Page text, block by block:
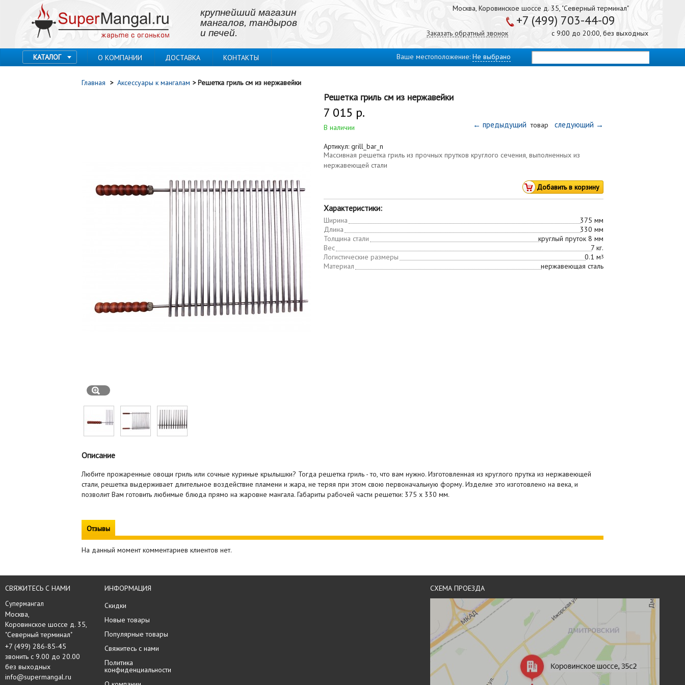
крупнейший магазин
мангалов, тандыров
и печей.
+7 (499) 703-44-09
Москва, Коровинское шоссе д. 35, "Северный терминал"
с 9:00 до 20:00, без выходных
Заказать обратный звонок
КАТАЛОГ О КОМПАНИИ ДОСТАВКА КОНТАКТЫ Ваше местоположение: Не выбрано
Главная > Аксессуары к мангалам >Решетка гриль см из нержавейки
Решетка гриль см из нержавейки
7 015 р.
В наличии
Артикул: grill_bar_n
← предыдущий товар следующий →
Массивная решетка гриль из прочных прутков круглого сечения, выполненных из
нержавеющей стали
Характеристики:
Ширина
375 мм
Длина
330 мм
Толщина стали
круглый пруток 8 мм
Вес
7 кг.
Логистические размеры
0.1 м3
Материал нержавеющая сталь
Описание
Любите прожаренные овощи гриль или сочные куриные крылышки? Тогда решетка гриль - то, что вам нужно. Изготовленная из круглого прутка из нержавеющей
стали, решетка выдерживает длительное воздействие пламени и жара, не теряя при этом свою первоначальную форму. Изделие это изготовлено на века, и
позволит Вам готовить любимые блюда прямо на жаровне мангала. Габариты рабочей части решетки: 375 х 330 мм.
Отзывы
На данный момент комментариев клиентов нет.
СВЯЖИТЕСЬ С НАМИ
Супермангал
Москва,
Коровинское шоссе д. 35,
"Северный терминал"
+7 (499) 286-85-45
звонить с 9.00 до 20.00
без выходных
info@supermangal.ru
ИНФОРМАЦИЯ
Скидки
Новые товары
Популярные товары
Свяжитесь с нами
Политика
конфиденциальности
СХЕМА ПРОЕЗДА